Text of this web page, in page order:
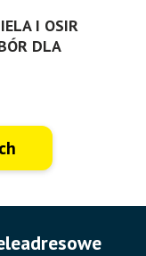
I OSIR
DLA